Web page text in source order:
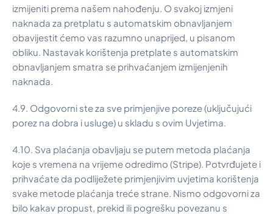
izmijeniti prema našem nahođenju. O svakoj izmjeni
naknada za pretplatu s automatskim obnavljanjem
obavijestit ćemo vas razumno unaprijed, u pisanom
obliku. Nastavak korištenja pretplate s automatskim
obnavljanjem smatra se prihvaćanjem izmijenjenih
naknada.
4.9. Odgovorni ste za sve primjenjive poreze (uključujući
porez na dobra i usluge) u skladu s ovim Uvjetima.
4.10. Sva plaćanja obavljaju se putem metoda plaćanja
koje s vremena na vrijeme odredimo (Stripe). Potvrđujete i
prihvaćate da podliježete primjenjivim uvjetima korištenja
svake metode plaćanja treće strane. Nismo odgovorni za
bilo kakav propust, prekid ili pogrešku povezanu s